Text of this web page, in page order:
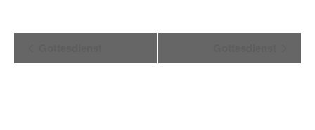
Navigation